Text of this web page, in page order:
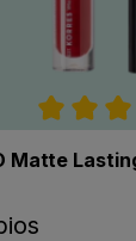
Matte